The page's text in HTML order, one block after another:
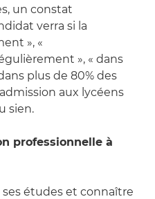
un constat
verra si la
», «
», « dans
plus de 80% des
aux lycéens
sien.
professionnelle à
ses études et connaître